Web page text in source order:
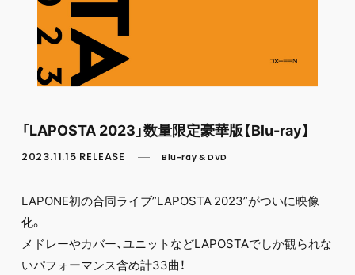
WEB RADIO
MESSAGE
SPECIAL
JOIN LOGIN
「LAPOSTA 2023」数量限定豪華版【Blu-ray】
2023.11.15 RELEASE Blu-ray & DVD
LAPONE初の合同ライブ”LAPOSTA 2023”がついに映像
化。
メドレーやカバー、ユニットなどLAPOSTAでしか観られな
いパフォーマンス含め計33曲！